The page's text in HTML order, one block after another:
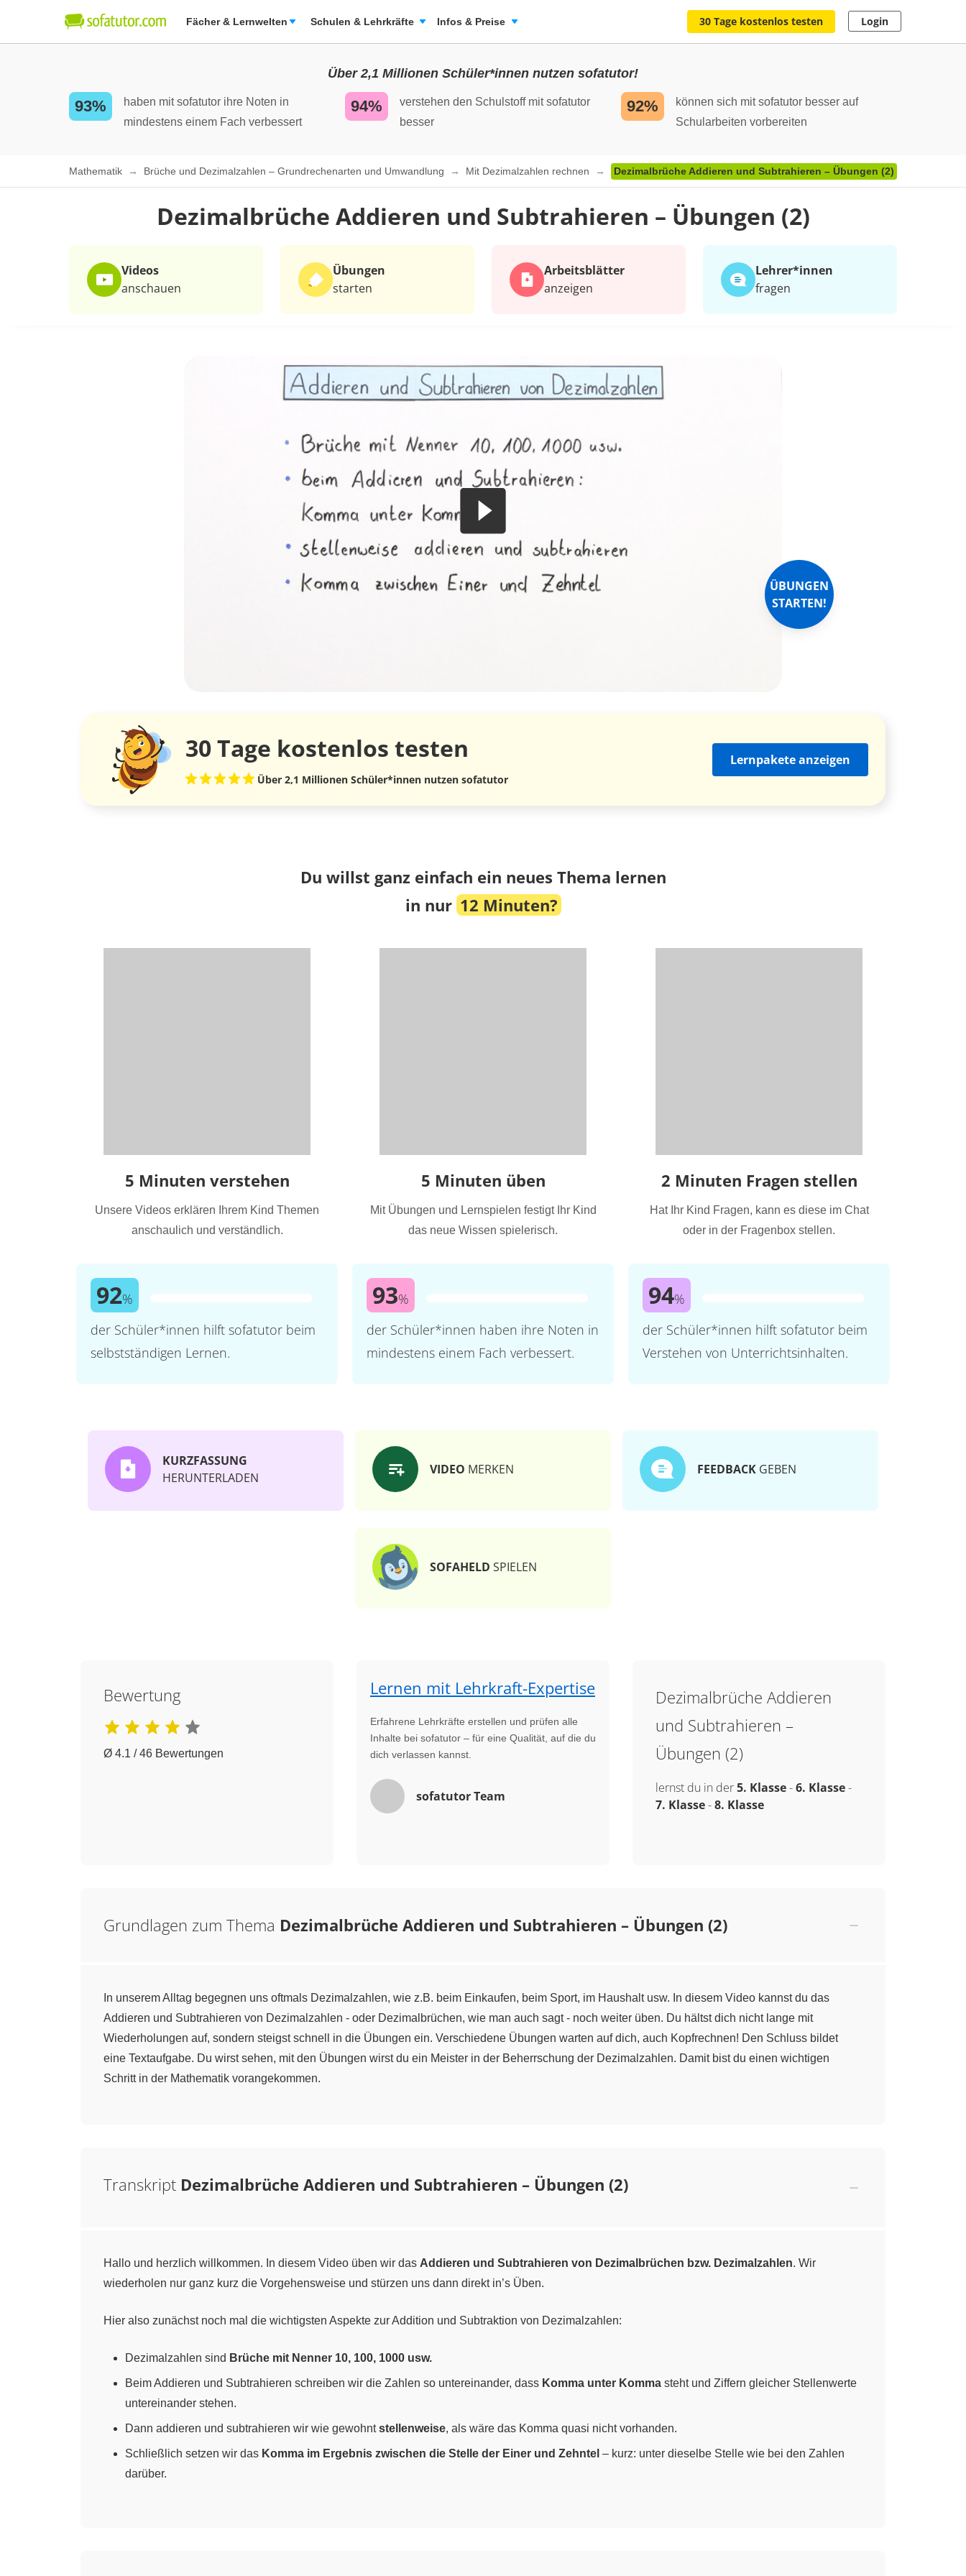
Fächer & Lernwelten Schulen & Lehrkräfte Infos & Preise 30 Tage kostenlos testen Login
Über 2,1 Millionen Schüler*innen nutzen sofatutor!
93%
haben mit sofatutor ihre Noten in
mindestens einem Fach verbessert
94%
verstehen den Schulstoff mit sofatutor
besser
92%
können sich mit sofatutor besser auf
Schularbeiten vorbereiten
Mathematik Brüche und Dezimalzahlen – Grundrechenarten und Umwandlung Mit Dezimalzahlen rechnen Dezimalbrüche Addieren und Subtrahieren – Übungen (2)
Dezimalbrüche Addieren und Subtrahieren – Übungen (2)
Videos
anschauen
Übungen
starten
Arbeits­blätter
anzeigen
Lehrer*​innen
fragen
ÜBUNGEN
STARTEN!
30 Tage kostenlos testen
Über 2,1 Millionen Schüler*innen nutzen sofatutor
Lernpakete anzeigen
Du willst ganz einfach ein neues Thema lernen
in nur 12 Minuten?
5 Minuten verstehen
Unsere Videos erklären Ihrem Kind Themen
anschaulich und verständlich.
92%
der Schüler*innen hilft sofatutor beim
selbstständigen Lernen.
5 Minuten üben
Mit Übungen und Lernspielen festigt Ihr Kind
das neue Wissen spielerisch.
93%
der Schüler*innen haben ihre Noten in
mindestens einem Fach verbessert.
2 Minuten Fragen stellen
Hat Ihr Kind Fragen, kann es diese im Chat
oder in der Fragenbox stellen.
94%
der Schüler*innen hilft sofatutor beim
Verstehen von Unterrichtsinhalten.
KURZFASSUNG
HERUNTERLADEN
VIDEO MERKEN FEEDBACK GEBEN
SOFAHELD SPIELEN
Bewertung
Ø 4.1 / 46 Bewertungen
Lernen mit Lehrkraft-Expertise
Erfahrene Lehrkräfte erstellen und prüfen alle
Inhalte bei sofatutor – für eine Qualität, auf die du
dich verlassen kannst.
sofatutor Team
Dezimalbrüche Addieren
und Subtrahieren –
Übungen (2)
lernst du in der5. Klasse-6. Klasse-
7. Klasse-8. Klasse
Grundlagen zum Thema Dezimalbrüche Addieren und Subtrahieren – Übungen (2)
In unserem Alltag begegnen uns oftmals Dezimalzahlen, wie z.B. beim Einkaufen, beim Sport, im Haushalt usw. In diesem Video kannst du das
Addieren und Subtrahieren von Dezimalzahlen - oder Dezimalbrüchen, wie man auch sagt - noch weiter üben. Du hältst dich nicht lange mit
Wiederholungen auf, sondern steigst schnell in die Übungen ein. Verschiedene Übungen warten auf dich, auch Kopfrechnen! Den Schluss bildet
eine Textaufgabe. Du wirst sehen, mit den Übungen wirst du ein Meister in der Beherrschung der Dezimalzahlen. Damit bist du einen wichtigen
Schritt in der Mathematik vorangekommen.
Transkript Dezimalbrüche Addieren und Subtrahieren – Übungen (2)
Hallo und herzlich willkommen. In diesem Video üben wir das Addieren und Subtrahieren von Dezimalbrüchen bzw. Dezimalzahlen. Wir
wiederholen nur ganz kurz die Vorgehensweise und stürzen uns dann direkt in’s Üben.
Hier also zunächst noch mal die wichtigsten Aspekte zur Addition und Subtraktion von Dezimalzahlen:
Dezimalzahlen sind Brüche mit Nenner 10, 100, 1000 usw.
Beim Addieren und Subtrahieren schreiben wir die Zahlen so untereinander, dass Komma unter Komma steht und Ziffern gleicher Stellenwerte
untereinander stehen.
Dann addieren und subtrahieren wir wie gewohntstellenweise, als wäre das Komma quasi nicht vorhanden.
Schließlich setzen wir das Komma im Ergebnis zwischen die Stelle der Einer und Zehntel – kurz: unter dieselbe Stelle wie bei den Zahlen
darüber.